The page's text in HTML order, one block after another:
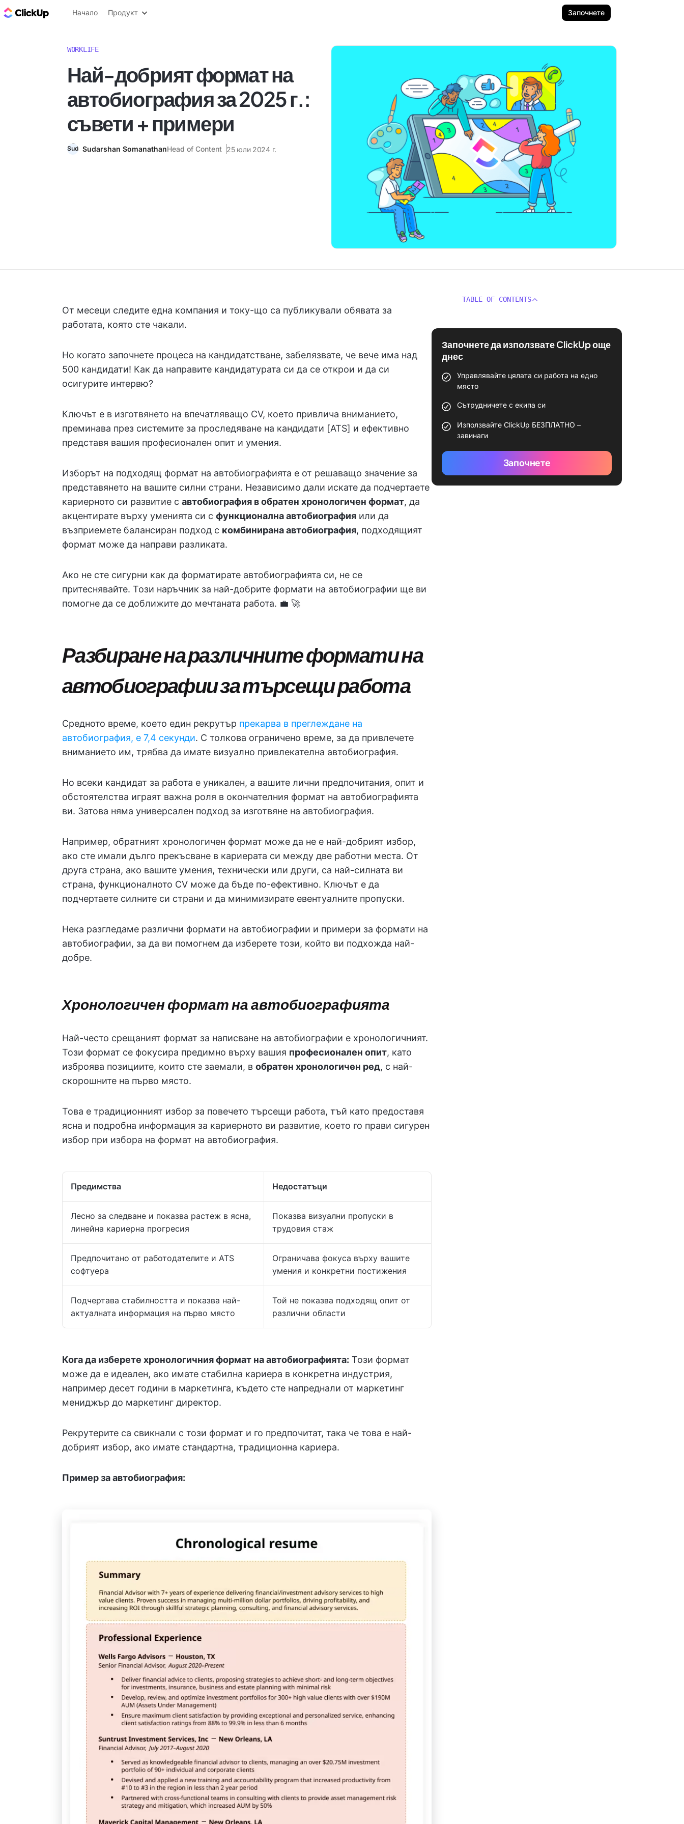
ClickUp блог
Начало Продукт Започнете
WORKLIFE
Най-добрият формат на
автобиография за 2025 г.:
съвети + примери
Sudarshan SomanathanHead of Content 25 юли 2024 г.
От месеци следите една компания и току-що са публикували обявата за
работата, която сте чакали.
Но когато започнете процеса на кандидатстване, забелязвате, че вече има над
500 кандидати! Как да направите кандидатурата си да се открои и да си
осигурите интервю?
Ключът е в изготвянето на впечатляващо CV, което привлича вниманието,
преминава през системите за проследяване на кандидати [ATS] и ефективно
представя вашия професионален опит и умения.
Изборът на подходящ формат на автобиографията е от решаващо значение за
представянето на вашите силни страни. Независимо дали искате да подчертаете
кариерното си развитие с автобиография в обратен хронологичен формат, да
акцентирате върху уменията си с функционална автобиография или да
възприемете балансиран подход с комбинирана автобиография, подходящият
формат може да направи разликата.
Ако не сте сигурни как да форматирате автобиографията си, не се
притеснявайте. Този наръчник за най-добрите формати на автобиографии ще ви
помогне да се доближите до мечтаната работа. 💼 🚀
Разбиране на различните формати на
автобиографии за търсещи работа
Средното време, което един рекрутър прекарва в преглеждане на
автобиография, е 7,4 секунди. С толкова ограничено време, за да привлечете
вниманието им, трябва да имате визуално привлекателна автобиография.
Но всеки кандидат за работа е уникален, а вашите лични предпочитания, опит и
обстоятелства играят важна роля в окончателния формат на автобиографията
ви. Затова няма универсален подход за изготвяне на автобиография.
Например, обратният хронологичен формат може да не е най-добрият избор,
ако сте имали дълго прекъсване в кариерата си между две работни места. От
друга страна, ако вашите умения, технически или други, са най-силната ви
страна, функционалното CV може да бъде по-ефективно. Ключът е да
подчертаете силните си страни и да минимизирате евентуалните пропуски.
Нека разгледаме различни формати на автобиографии и примери за формати на
автобиографии, за да ви помогнем да изберете този, който ви подхожда най-
добре.
Хронологичен формат на автобиографията
Най-често срещаният формат за написване на автобиографии е хронологичният.
Този формат се фокусира предимно върху вашия професионален опит, като
изброява позициите, които сте заемали, в обратен хронологичен ред, с най-
скорошните на първо място.
Това е традиционният избор за повечето търсещи работа, тъй като предоставя
ясна и подробна информация за кариерното ви развитие, което го прави сигурен
избор при избора на формат на автобиография.
Предимства Недостатъци
Лесно за следване и показва растеж в ясна,
линейна кариерна прогресия
Показва визуални пропуски в
трудовия стаж
Предпочитано от работодателите и ATS
софтуера
Ограничава фокуса върху вашите
умения и конкретни постижения
Подчертава стабилността и показва най-
актуалната информация на първо място
Той не показва подходящ опит от
различни области
Кога да изберете хронологичния формат на автобиографията: Този формат
може да е идеален, ако имате стабилна кариера в конкретна индустрия,
например десет години в маркетинга, където сте напреднали от маркетинг
мениджър до маркетинг директор.
Рекрутерите са свикнали с този формат и го предпочитат, така че това е най-
добрият избор, ако имате стандартна, традиционна кариера.
Пример за автобиография:
TABLE OF CONTENTS
Започнете да използвате ClickUp още
днес
Управлявайте цялата си работа на едно
място
Сътрудничете с екипа си
Използвайте ClickUp БЕЗПЛАТНО –
завинаги
Започнете